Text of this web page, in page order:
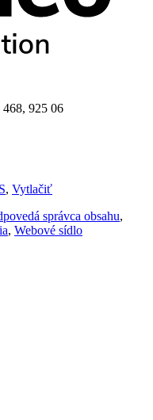
925 06
, Vytlačiť
správca obsahu,
, Webové sídlo